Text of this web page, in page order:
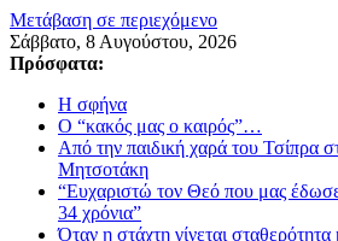
Μετάβαση σε περιεχόμενο
Σάββατο, 8 Αυγούστου, 2026
Πρόσφατα:
Η σφήνα
Ο “κακός μας ο καιρός”…
Από την παιδική χαρά του Τσίπρα
Μητσοτάκη
“Ευχαριστώ τον Θεό που μας
34 χρόνια”
Όταν η στάχτη γίνεται